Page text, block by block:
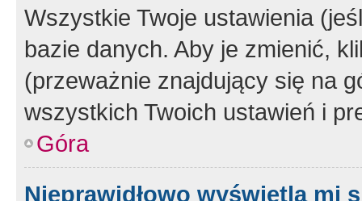
Wszystkie Twoje ustawienia
bazie danych. Aby je zmienić,
(przeważnie znajdujący się na
wszystkich Twoich ustawień i
Góra
Nieprawidłowo wyświetla mi